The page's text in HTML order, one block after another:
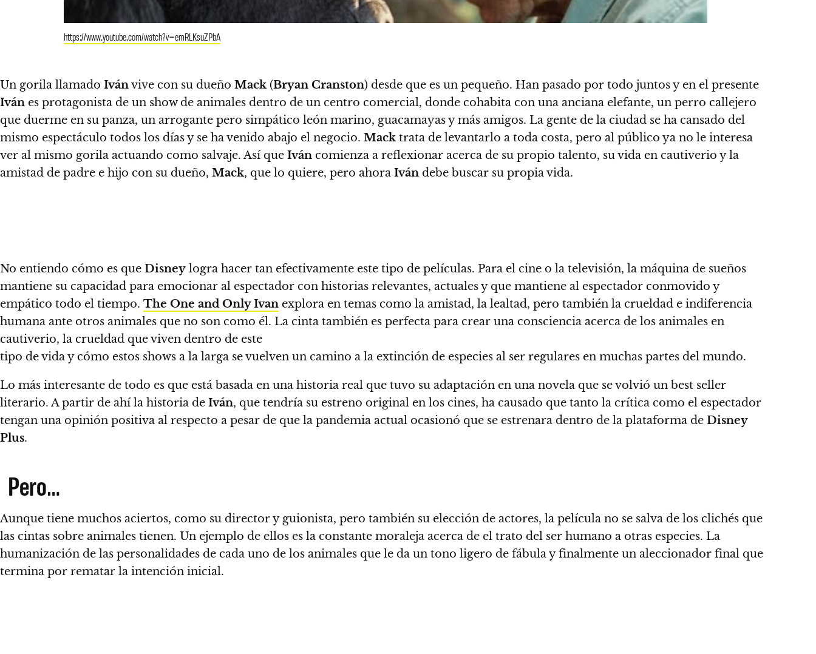
https://www.youtube.com/watch?v=emRLKsuZPbA
Un gorila llamado Ivánvive con su dueño Mack (Bryan Cranston) desde que es un pequeño. Han pasado por todo juntos y en el presente
Iván es protagonista de un show de animales dentro de un centro comercial, donde cohabita con una anciana elefante, un perro callejero
que duerme en su panza, un arrogante pero simpático león marino, guacamayas y más amigos. La gente de la ciudad se ha cansado del
mismo espectáculo todos los días y se ha venido abajo el negocio. Mack trata de levantarlo a toda costa, pero al público ya no le interesa
ver al mismo gorila actuando como salvaje. Así que Iván comienza a reflexionar acerca de su propio talento, su vida en cautiverio y la
amistad de padre e hijo con su dueño, Mack, que lo quiere, pero ahora Iván debe buscar su propia vida.
No entiendo cómo es que Disney logra hacer tan efectivamente este tipo de películas. Para el cine o la televisión, la máquina de sueños
mantiene su capacidad para emocionar al espectador con historias relevantes, actuales y que mantiene al espectador conmovido y
empático todo el tiempo. The One and Only Ivan explora en temas como la amistad, la lealtad, pero también la crueldad e indiferencia
humana ante otros animales que no son como él. La cinta también es perfecta para crear una consciencia acerca de los animales en
cautiverio, la crueldad que viven dentro de este
tipo de vida y cómo estos shows a la larga se vuelven un camino a la extinción de especies al ser regulares en muchas partes del mundo.
Lo más interesante de todo es que está basada en una historia real que tuvo su adaptación en una novela que se volvió un best seller
literario. A partir de ahí la historia de Iván, que tendría su estreno original en los cines, ha causado que tanto la crítica como el espectador
tengan una opinión positiva al respecto a pesar de que la pandemia actual ocasionó que se estrenara dentro de la plataforma de Disney
Plus.
Pero…
Aunque tiene muchos aciertos, como su director y guionista, pero también su elección de actores, la película no se salva de los clichés que
las cintas sobre animales tienen. Un ejemplo de ellos es la constante moraleja acerca de el trato del ser humano a otras especies. La
humanización de las personalidades de cada uno de los animales que le da un tono ligero de fábula y finalmente un aleccionador final que
termina por rematar la intención inicial.